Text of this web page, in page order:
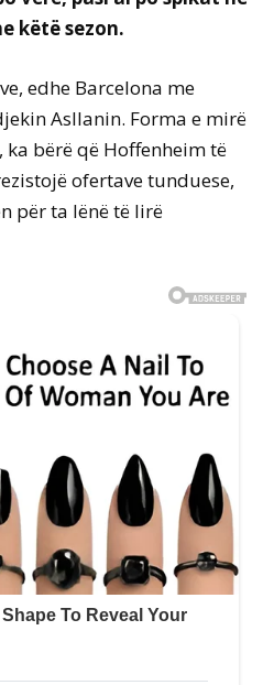
këtë sezon.
edhe Barcelona me
Asllanin. Forma e mirë
ka bërë që Hoffenheim të
ofertave tunduese,
për ta lënë të lirë